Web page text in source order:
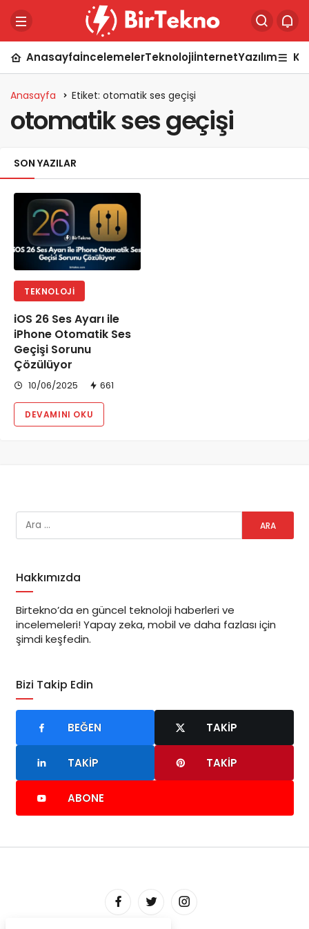
AnasayfaİncelemelerTeknolojiİnternetYazılım
Anasayfa Etiket: otomatik ses geçişi
otomatik ses geçişi
SON YAZILAR
TEKNOLOJI
iOS 26 Ses Ayarı ile
iPhone Otomatik Ses
Geçişi Sorunu
Çözülüyor
10/06/2025 661
DEVAMINI OKU
Hakkımızda
Birtekno’da en güncel teknoloji haberleri ve
incelemeleri! Yapay zeka, mobil ve daha fazlası için
şimdi keşfedin.
Bizi Takip Edin
BEĞEN TAKIP
TAKIP TAKIP
ABONE